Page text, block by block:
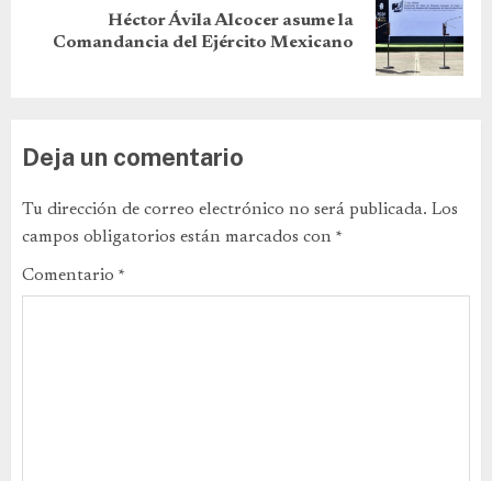
Héctor Ávila Alcocer asume la
Comandancia del Ejército Mexicano
Deja un comentario
Tu dirección de correo electrónico no será publicada. Los
campos obligatorios están marcados con *
Comentario *